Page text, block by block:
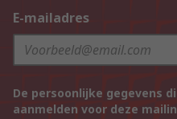
E-mailadres
De persoonlijke gegevens
aanmelden voor deze